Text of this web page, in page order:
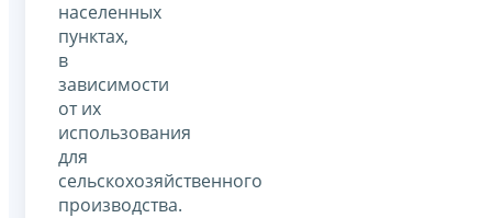
населенных
пунктах,
в
зависимости
от их
использования
для
сельскохозяйственного
производства.